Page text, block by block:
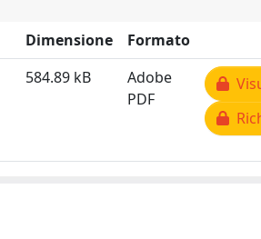
Dimensione
Formato
584.89 kB
Adobe
PDF